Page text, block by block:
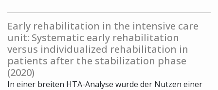
Early rehabilitation in the intensive care
unit: Systematic early rehabilitation
versus individualized rehabilitation in
patients after the stabilization phase
(2020)
In einer breiten HTA-Analyse wurde der Nutzen einer